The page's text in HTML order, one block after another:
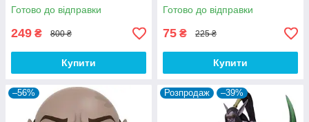
Готово до відправки
249 ₴ 800 ₴
Купити
Готово до відправки
75 ₴ 225 ₴
Купити
–56% Розпродаж –39%